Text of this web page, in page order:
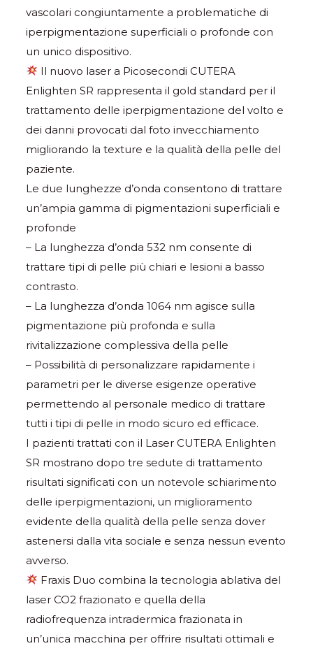
vascolari congiuntamente a problematiche di
iperpigmentazione superficiali o profonde con
un unico dispositivo.
Il nuovo laser a Picosecondi CUTERA
Enlighten SR rappresenta il gold standard per il
trattamento delle iperpigmentazione del volto e
dei danni provocati dal foto invecchiamento
migliorando la texture e la qualità della pelle del
paziente.
Le due lunghezze d’onda consentono di trattare
un’ampia gamma di pigmentazioni superficiali e
profonde
– La lunghezza d’onda 532 nm consente di
trattare tipi di pelle più chiari e lesioni a basso
contrasto.
– La lunghezza d’onda 1064 nm agisce sulla
pigmentazione più profonda e sulla
rivitalizzazione complessiva della pelle
– Possibilità di personalizzare rapidamente i
parametri per le diverse esigenze operative
permettendo al personale medico di trattare
tutti i tipi di pelle in modo sicuro ed efficace.
I pazienti trattati con il Laser CUTERA Enlighten
SR mostrano dopo tre sedute di trattamento
risultati significati con un notevole schiarimento
delle iperpigmentazioni, un miglioramento
evidente della qualità della pelle senza dover
astenersi dalla vita sociale e senza nessun evento
avverso.
Fraxis Duo combina la tecnologia ablativa del
laser CO2 frazionato e quella della
radiofrequenza intradermica frazionata in
un’unica macchina per offrire risultati ottimali e